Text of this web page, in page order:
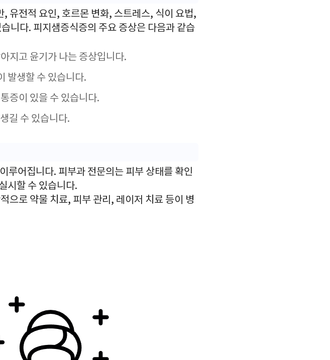
유전적 요인, 호르몬 변화, 스트레스, 식이 요법,
니다. 피지샘증식증의 주요 증상은 다음과 같습
지고 윤기가 나는 증상입니다.
발생할 수 있습니다.
증이 있을 수 있습니다.
길 수 있습니다.
루어집니다. 피부과 전문의는 피부 상태를 확인
시할 수 있습니다.
으로 약물 치료, 피부 관리, 레이저 치료 등이 병